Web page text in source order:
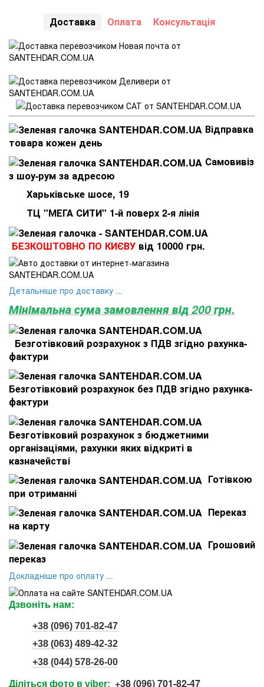
Доставка Оплата Консультація
Відправка
товара кожен день
Самовивіз
з шоу-рум за адресою
Харьківське шосе, 19
ТЦ "МЕГА СИТИ" 1-й поверх 2-я лінія
БЕЗКОШТОВНО ПО КИЄВУ від 10000 грн.
Детальніше про доставку ...
Мінімальна сума замовлення від 200 грн.
Безготівковий розрахунок з ПДВ згідно рахунка-
фактури
Безготівковий розрахунок без ПДВ згідно рахунка-
фактури
Безготівковий розрахунок з бюджетними
організаціями, рахунки яких відкриті в
казначействі
Готівкою
при отриманні
Переказ
на карту
Грошовий
переказ
Докладніше про оплату ...
Дзвоніть нам:
+38 (096) 701-82-47
+38 (063) 489-42-32
+38 (044) 578-26-00
Діліться фото в viber: +38 (096) 701-82-47